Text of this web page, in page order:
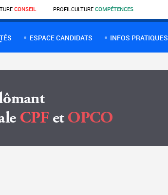
CONSEIL PROFILCULTURE COMPÉTENCES
ESPACE CANDIDATS INFOS PRATIQUES